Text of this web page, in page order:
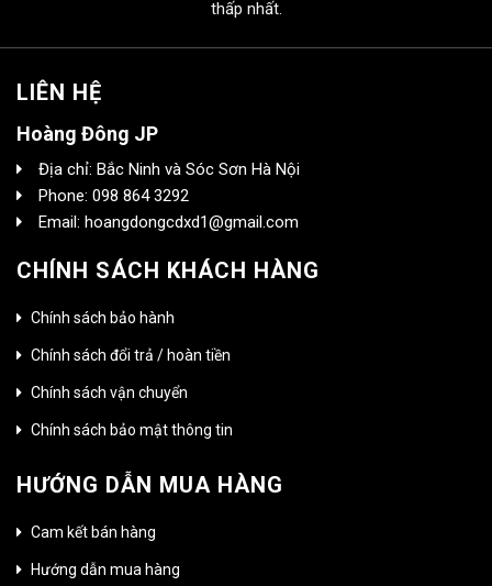
thấp nhất.
LIÊN HỆ
Hoàng Đông JP
Địa chỉ: Bắc Ninh và Sóc Sơn Hà Nội
Phone: 098 864 3292
Email: hoangdongcdxd1@gmail.com
CHÍNH SÁCH KHÁCH HÀNG
Chính sách bảo hành
Chính sách đổi trả / hoàn tiền
Chính sách vận chuyển
Chính sách bảo mật thông tin
HƯỚNG DẪN MUA HÀNG
Cam kết bán hàng
Hướng dẫn mua hàng